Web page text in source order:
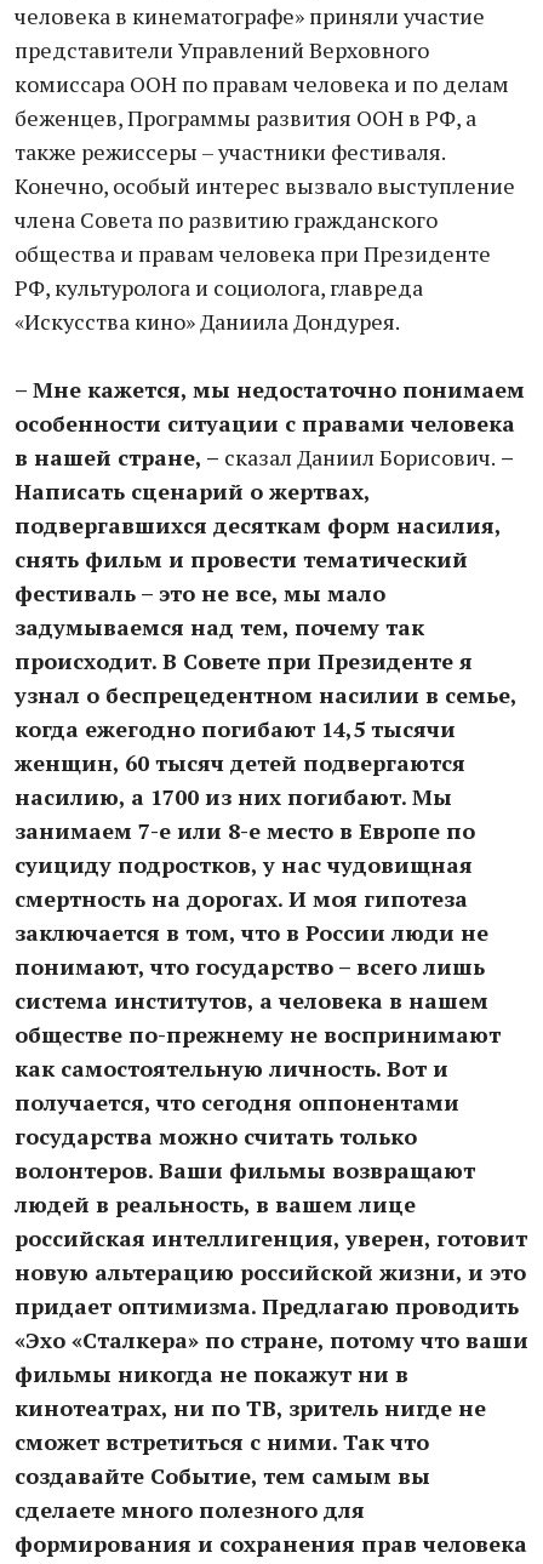
человека в кинематографе» приняли участие
представители Управлений Верховного
комиссара ООН по правам человека и по делам
беженцев, Программы развития ООН в РФ, а
также режиссеры – участники фестиваля.
Конечно, особый интерес вызвало выступление
члена Совета по развитию гражданского
общества и правам человека при Президенте
РФ, культуролога и социолога, главреда
«Искусства кино» Даниила Дондурея.
– Мне кажется, мы недостаточно понимаем
особенности ситуации с правами человека
в нашей стране, – сказал Даниил Борисович. –
Написать сценарий о жертвах,
подвергавшихся десяткам форм насилия,
снять фильм и провести тематический
фестиваль – это не все, мы мало
задумываемся над тем, почему так
происходит. В Совете при Президенте я
узнал о беспрецедентном насилии в семье,
когда ежегодно погибают 14,5 тысячи
женщин, 60 тысяч детей подвергаются
насилию, а 1700 из них погибают. Мы
занимаем 7-е или 8-е место в Европе по
суициду подростков, у нас чудовищная
смертность на дорогах. И моя гипотеза
заключается в том, что в России люди не
понимают, что государство – всего лишь
система институтов, а человека в нашем
обществе по-прежнему не воспринимают
как самостоятельную личность. Вот и
получается, что сегодня оппонентами
государства можно считать только
волонтеров. Ваши фильмы возвращают
людей в реальность, в вашем лице
российская интеллигенция, уверен, готовит
новую альтерацию российской жизни, и это
придает оптимизма. Предлагаю проводить
«Эхо «Сталкера» по стране, потому что ваши
фильмы никогда не покажут ни в
кинотеатрах, ни по ТВ, зритель нигде не
сможет встретиться с ними. Так что
создавайте Событие, тем самым вы
сделаете много полезного для
формирования и сохранения прав человека